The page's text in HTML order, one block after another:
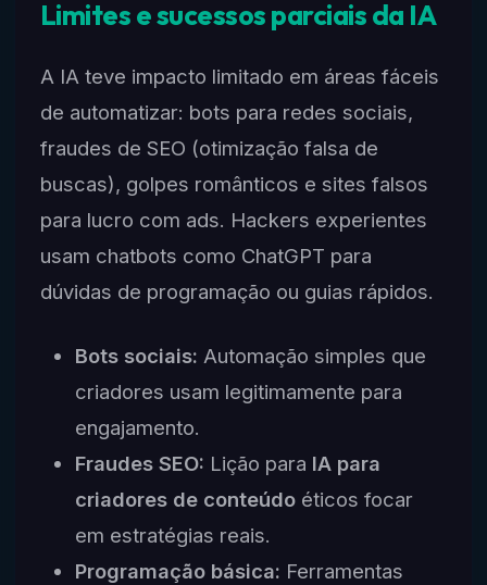
Limites e sucessos parciais da IA
A IA teve impacto limitado em áreas fáceis
de automatizar: bots para redes sociais,
fraudes de SEO (otimização falsa de
buscas), golpes românticos e sites falsos
para lucro com ads. Hackers experientes
usam chatbots como ChatGPT para
dúvidas de programação ou guias rápidos.
Bots sociais: Automação simples que
criadores usam legitimamente para
engajamento.
Fraudes SEO: Lição para IA para
criadores de conteúdoéticos focar
em estratégias reais.
Programação básica: Ferramentas